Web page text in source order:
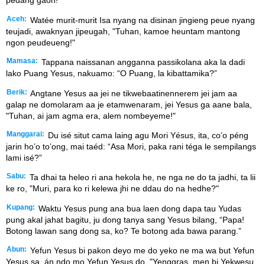
Aceh: Watée murit-murit Isa nyang na disinan jingieng peue nyang
teujadi, awaknyan jipeugah, "Tuhan, kamoe heuntam mantong
ngon peudeueng!"
Mamasa: Tappana naissanan angganna passikolana aka la dadi
lako Puang Yesus, nakuamo: “O Puang, la kibattamika?”
Berik: Angtane Yesus aa jei ne tikwebaatinennerem jei jam aa
galap ne domolaram aa je etamwenaram, jei Yesus ga aane bala,
"Tuhan, ai jam agma era, alem nombeyeme!"
Manggarai:
Du isé situt cama laing agu Mori Yésus, ita, co’o péng
jarin ho’o to’ong, mai taéd: “Asa Mori, paka rani téga le sempilangs
lami isé?”
Sabu: Ta dhai ta heleo ri ana hekola he, ne nga ne do ta jadhi, ta lii
ke ro, "Muri, para ko ri kelewa jhi ne ddau do na hedhe?"
Kupang: Waktu Yesus pung ana bua laen dong dapa tau Yudas
pung akal jahat bagitu, ju dong tanya sang Yesus bilang, “Papa!
Botong lawan sang dong sa, ko? Te botong ada bawa parang.”
Abun: Yefun Yesus bi pakon deyo me do yeko ne ma wa but Yefun
Yesus sa, án ndo mo Yefun Yesus do, "Yenggras, men bi Yekwesu